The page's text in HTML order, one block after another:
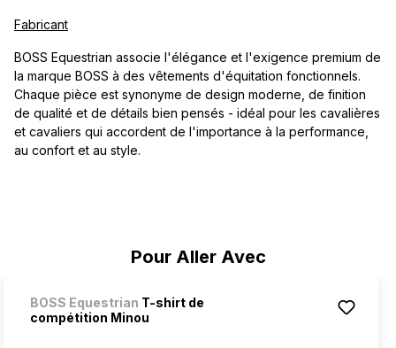
Pour Aller Avec
BOSS Equestrian T-shirt de
compétition Minou
Fabricant
BOSS Equestrian associe l'élégance et l'exigence premium de
la marque BOSS à des vêtements d'équitation fonctionnels.
Chaque pièce est synonyme de design moderne, de finition
de qualité et de détails bien pensés - idéal pour les cavalières
et cavaliers qui accordent de l'importance à la performance,
au confort et au style.